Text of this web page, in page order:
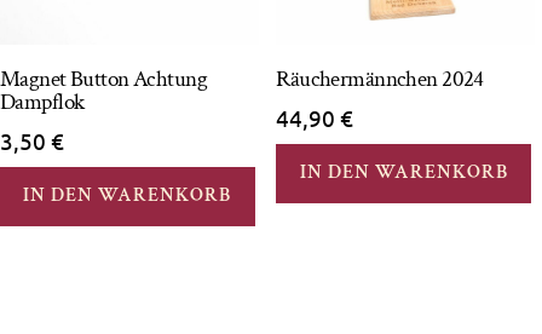
Magnet Button Achtung
Dampflok
3,50 €
IN DEN WARENKORB
Räuchermännchen 2024
44,90€
IN DEN WARENKORB